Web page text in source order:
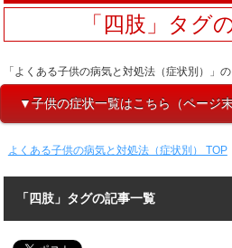
「四肢」タグ
「よくある子供の病気と対処法（症状別）」
▼子供の症状一覧はこちら（ページ末
よくある子供の病気と対処法（症状別） TOP
「四肢」タグの記事一覧